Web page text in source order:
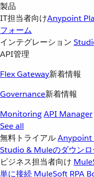
製品
IT担当者向けAnypoint
フォーム
インテグレーション
API管理
Flex Gateway新着情報
Governance新着情報
MonitoringAPI Manager
See all
無料トライアルAnypoint
Studio & Muleのダウンロ
ビジネス担当者向け
単に接続 MuleSoft RPA